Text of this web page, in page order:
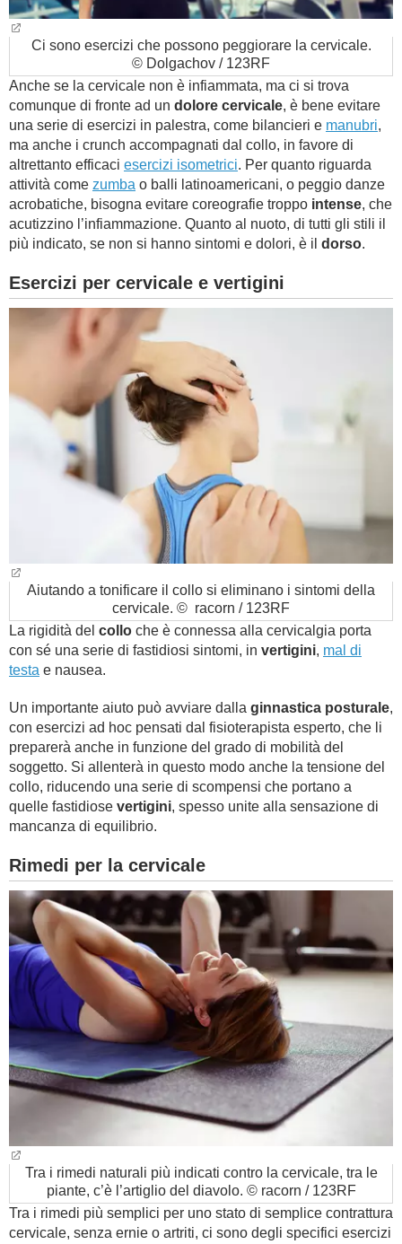
Ci sono esercizi che possono peggiorare la cervicale.
© Dolgachov / 123RF
Anche se la cervicale non è infiammata, ma ci si trova
comunque di fronte ad un dolore cervicale, è bene evitare
una serie di esercizi in palestra, come bilancieri e manubri,
ma anche i crunch accompagnati dal collo, in favore di
altrettanto efficaci esercizi isometrici. Per quanto riguarda
attività come zumba o balli latinoamericani, o peggio danze
acrobatiche, bisogna evitare coreografie troppo intense, che
acutizzino l’infiammazione. Quanto al nuoto, di tutti gli stili il
più indicato, se non si hanno sintomi e dolori, è il dorso.
Esercizi per cervicale e vertigini
Aiutando a tonificare il collo si eliminano i sintomi della
cervicale. © racorn / 123RF
La rigidità del collo che è connessa alla cervicalgia porta
con sé una serie di fastidiosi sintomi, in vertigini, mal di
testa e nausea.
Un importante aiuto può avviare dalla ginnastica posturale,
con esercizi ad hoc pensati dal fisioterapista esperto, che li
preparerà anche in funzione del grado di mobilità del
soggetto. Si allenterà in questo modo anche la tensione del
collo, riducendo una serie di scompensi che portano a
quelle fastidiose vertigini, spesso unite alla sensazione di
mancanza di equilibrio.
Rimedi per la cervicale
Tra i rimedi naturali più indicati contro la cervicale, tra le
piante, c’è l’artiglio del diavolo. © racorn / 123RF
Tra i rimedi più semplici per uno stato di semplice contrattura
cervicale, senza ernie o artriti, ci sono degli specifici esercizi